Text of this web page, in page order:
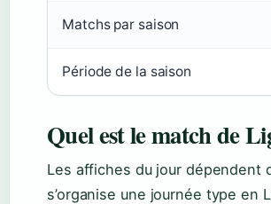
Matchs par saison
Période de la saison
Quel est le match de
Les affiches du jour dépendent
s’organise une journée type en